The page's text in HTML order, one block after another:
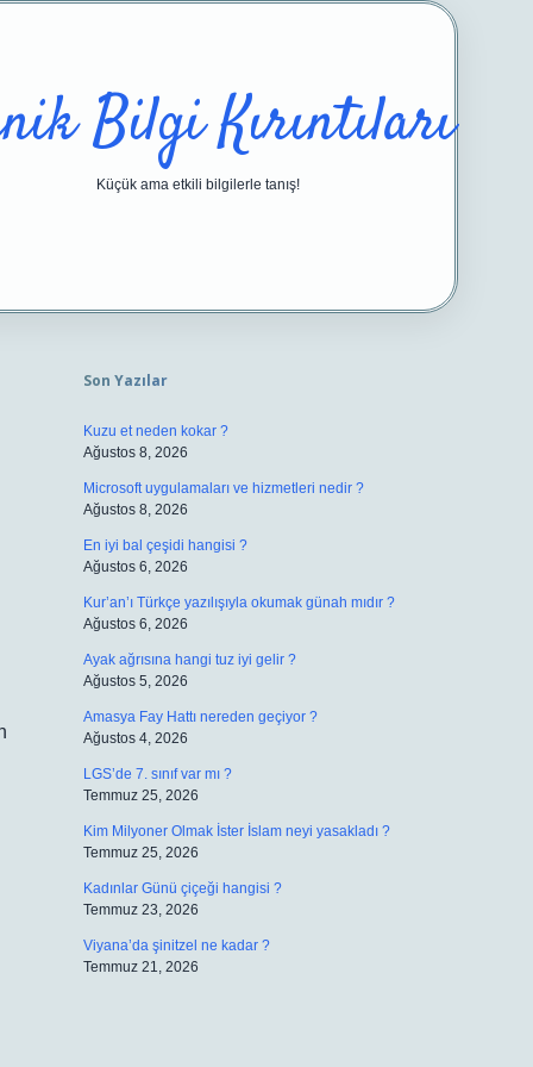
Bilgi Kırıntıları
Küçük ama etkili bilgilerle tanış!
Son Yazılar
Kuzu et neden kokar ?
Ağustos 8, 2026
Microsoft uygulamaları ve hizmetleri nedir ?
Ağustos 8, 2026
En iyi bal çeşidi hangisi ?
Ağustos 6, 2026
Kur’an’ı Türkçe yazılışıyla okumak günah mıdır ?
Ağustos 6, 2026
Ayak ağrısına hangi tuz iyi gelir ?
Ağustos 5, 2026
Amasya Fay Hattı nereden geçiyor ?
Ağustos 4, 2026
LGS’de 7. sınıf var mı ?
Temmuz 25, 2026
Kim Milyoner Olmak İster İslam neyi yasakladı ?
Temmuz 25, 2026
Kadınlar Günü çiçeği hangisi ?
Temmuz 23, 2026
Viyana’da şinitzel ne kadar ?
Temmuz 21, 2026